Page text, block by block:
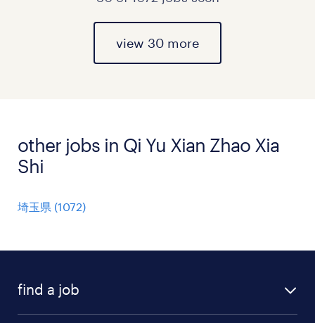
view 30 more
other jobs in Qi Yu Xian Zhao Xia
Shi
埼玉県 (1072)
find a job